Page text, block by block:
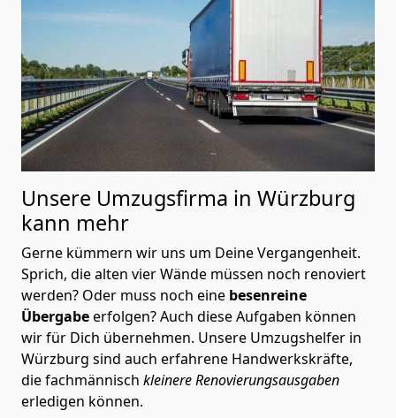
Unsere Umzugsfirma in Würzburg
kann mehr
Gerne kümmern wir uns um Deine Vergangenheit.
Sprich, die alten vier Wände müssen noch renoviert
werden? Oder muss noch eine besenreine
Übergabeerfolgen? Auch diese Aufgaben können
wir für Dich übernehmen. Unsere Umzugshelfer in
Würzburg sind auch erfahrene Handwerkskräfte,
die fachmännisch kleinere Renovierungsausgaben
erledigen können.